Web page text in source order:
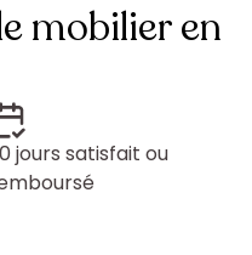
mobilier en
jours satisfait ou